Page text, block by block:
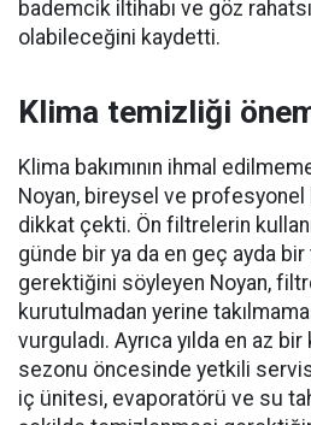
bademcik iltihabı ve göz
olabileceğini kaydetti.
Klima temizliği
Klima bakımının ihmal
Noyan, bireysel ve profesyonel
dikkat çekti. Ön filtrelerin
günde bir ya da en geç ayda
gerektiğini söyleyen Noyan,
kurutulmadan yerine
vurguladı. Ayrıca yılda en az
sezonu öncesinde yetkili
iç ünitesi, evaporatörü ve su